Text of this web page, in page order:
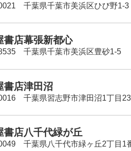
千葉県千葉市美浜区ひび野1-
書店幕張新都心
千葉県千葉市美浜区豊砂1-5
書店津田沼
千葉県習志野市津田沼1丁目
書店八千代緑が丘
千葉県八千代市緑ヶ丘2丁目1